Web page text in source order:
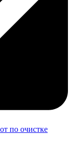
по очистке